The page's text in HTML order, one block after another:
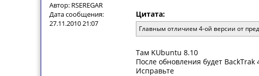
Автор: RSEREGAR
Дата сообщения:
27.11.2010 21:07
Цитата:
Главным отличием 4-ой версии от
Там KUbuntu 8.10
После обновления будет BackTrak
Исправьте